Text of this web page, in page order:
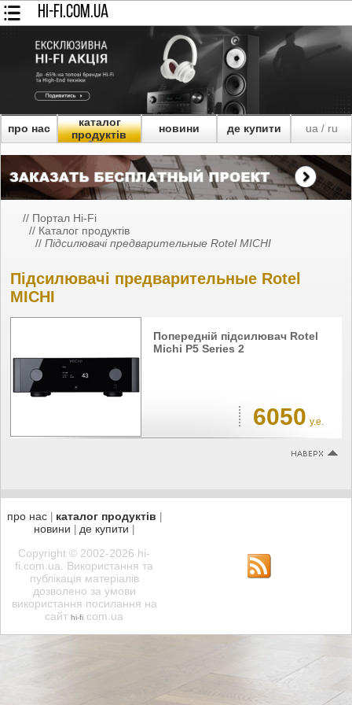
HI-FI.COM.UA
про нас
каталог
продуктів
новини де купити ua/ ru
// Портал Hi-Fi
// Каталог продуктів
// Підсилювачі предварительные Rotel MICHI
Підсилювачі предварительные Rotel
MICHI
Попередній підсилювач Rotel
Michi P5 Series 2
6050 у.е.
про нас| каталог продуктів
новини де купити
Copyright © 2002-2026 hi-
fi.com.ua. Використання та
публікація матеріалів
дозволено за умови
використання посилання на
сайт hi-fi .com.ua